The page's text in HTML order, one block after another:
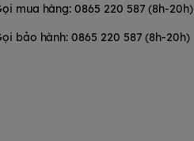
mua hàng: 0865 220 587 (8h-20h)
bảo hành: 0865 220 587 (8h-20h)